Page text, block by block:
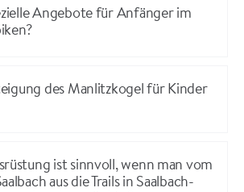
Angebote für Anfänger im
des Manlitzkogel für Kinder
ist sinnvoll, wenn man vom
aus die Trails in Saalbach-